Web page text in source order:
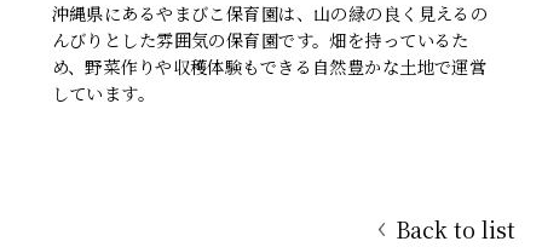
沖縄県にあるやまびこ保育園は、山の緑の良く見えるの
んびりとした雰囲気の保育園です。畑を持っているた
め、野菜作りや収穫体験もできる自然豊かな土地で運営
しています。
Back to list